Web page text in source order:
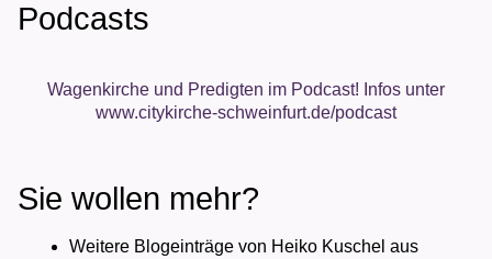
Podcasts
Wagenkirche und Predigten im Podcast! Infos unter
www.citykirche-schweinfurt.de/podcast
Sie wollen mehr?
Weitere Blogeinträge von Heiko Kuschel aus